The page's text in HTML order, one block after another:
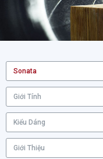
Sonata
Giới Tính
Kiểu Dáng
Giới Thiệu